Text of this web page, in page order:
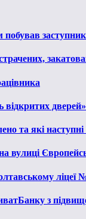
побував
та які
вулиці
з